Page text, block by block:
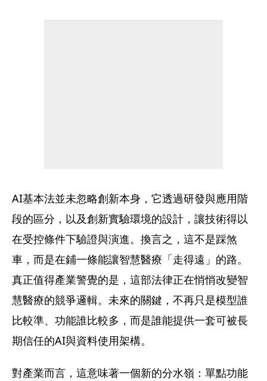
AI基本法並未忽略創新本身，它透過研發與應用階
段的區分，以及創新實驗環境的設計，讓技術得以
在受控條件下驗證與演進。換言之，這不是踩煞
車，而是在鋪一條能讓智慧醫療「走得遠」的路。
真正值得產業警覺的是，這部法律正在悄悄改變智
慧醫療的競爭邏輯。未來的關鍵，不再只是模型誰
比較準、功能誰比較多，而是誰能提供一套可被長
期信任的AI與資料使用架構。
對產業而言，這意味著一個新的分水嶺：單點功能